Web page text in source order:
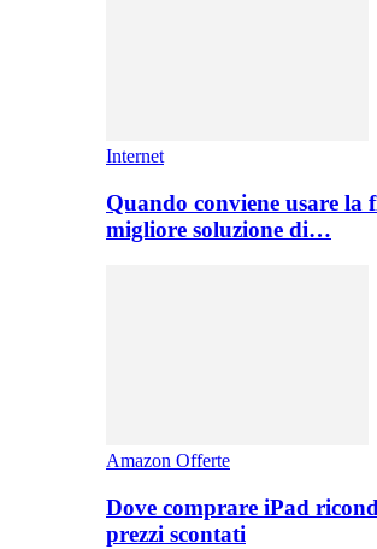
Internet
Quando conviene usare la
migliore soluzione di…
Amazon Offerte
Dove comprare iPad
prezzi scontati